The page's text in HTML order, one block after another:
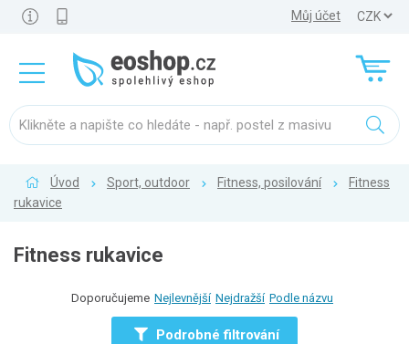
Můj účet
Úvod Sport, outdoor Fitness, posilování
Fitness
rukavice
Fitness rukavice
Doporučujeme Nejlevnější Nejdražší Podle názvu
Podrobné filtrování